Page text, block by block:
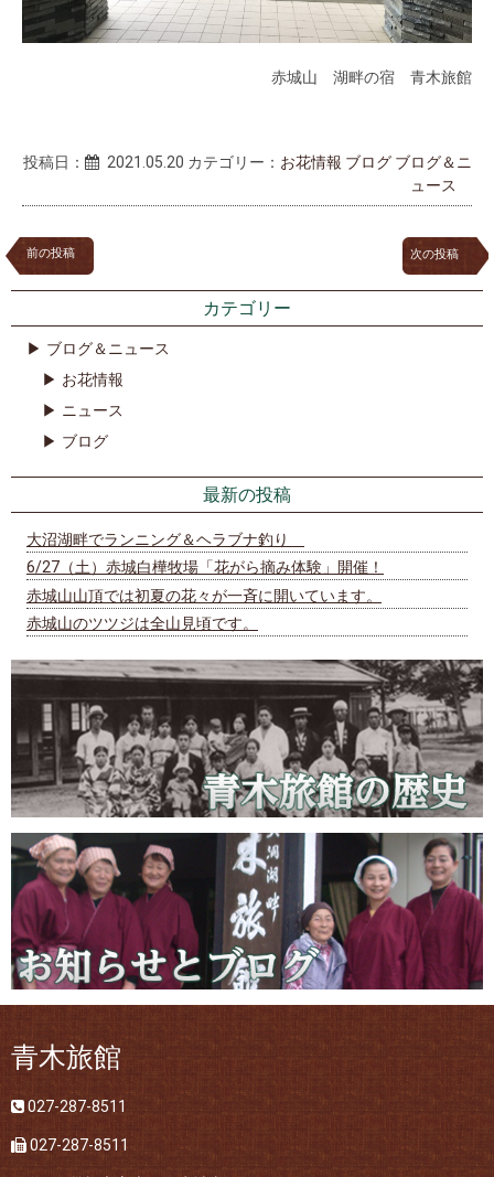
赤城山 湖畔の宿 青木旅館
投稿日： 2021.05.20 カテゴリー： お花情報 ブログ ブログ＆ニ
ュース
前の投稿 次の投稿
カテゴリー
ブログ＆ニュース
お花情報
ニュース
ブログ
最新の投稿
大沼湖畔でランニング＆ヘラブナ釣り
6/27（土）赤城白樺牧場「花がら摘み体験」開催！
赤城山山頂では初夏の花々が一斉に開いています。
赤城山のツツジは全山見頃です。
青木旅館
027-287-8511
027-287-8511